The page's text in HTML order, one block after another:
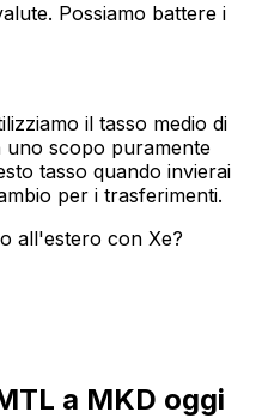
Possiamo battere i
il tasso medio di
uno scopo puramente
tasso quando invierai
per i trasferimenti.
all'estero con Xe?
a MKD oggi